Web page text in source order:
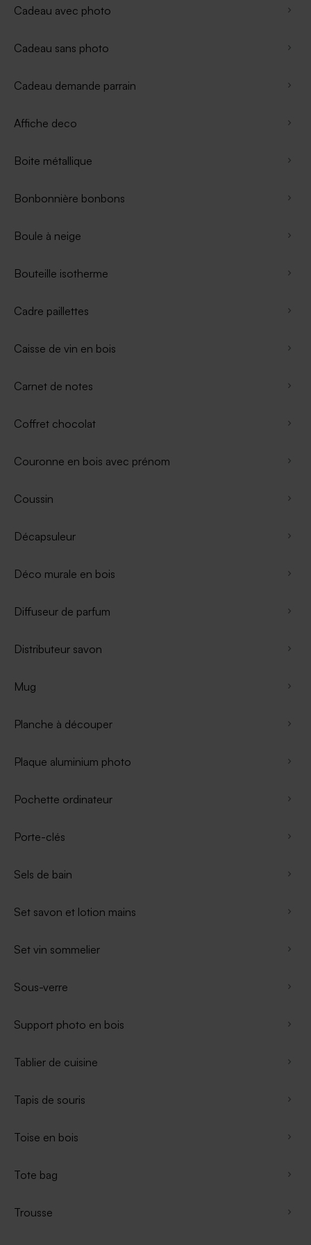
Cadeau avec photo
Cadeau sans photo
Cadeau demande parrain
Affiche deco
Boite métallique
Bonbonnière bonbons
Boule à neige
Bouteille isotherme
Cadre paillettes
Caisse de vin en bois
Carnet de notes
Coffret chocolat
Couronne en bois avec prénom
Coussin
Décapsuleur
Déco murale en bois
Diffuseur de parfum
Distributeur savon
Mug
Planche à découper
Plaque aluminium photo
Pochette ordinateur
Porte-clés
Sels de bain
Set savon et lotion mains
Set vin sommelier
Sous-verre
Support photo en bois
Tablier de cuisine
Tapis de souris
Toise en bois
Tote bag
Trousse